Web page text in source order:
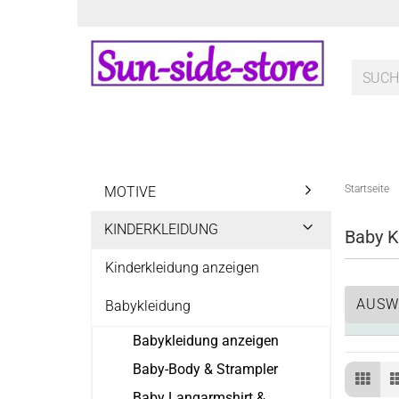
Startseite
Baby
MOTIVE
KINDERKLEIDUNG
Kinderkleidung anzeigen
Babykleidung
Babykleidung anzeigen
Baby-Body & Strampler